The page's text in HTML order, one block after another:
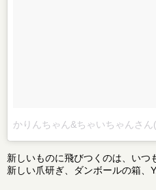
新しいものに飛びつくのは、いつ
新しい爪研ぎ、ダンボールの箱、